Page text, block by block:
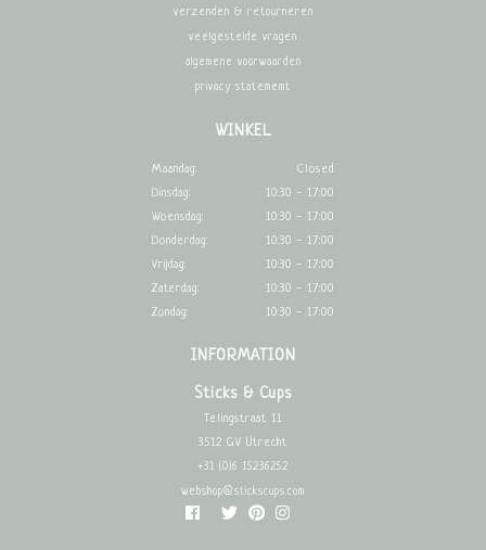
verzenden & retourneren
veelgestelde vragen
algemene voorwaarden
privacy statememt
WINKEL
Maandag:
Closed
Dinsdag:
10:30 - 17:00
Woensdag:
10:30 - 17:00
Donderdag:
10:30 - 17:00
Vrijdag:
10:30 - 17:00
Zaterdag:
10:30 - 17:00
Zondag:
10:30 - 17:00
INFORMATION
Sticks & Cups
Telingstraat 11
3512 GV Utrecht
+31 (0)6 15236252
webshop@stickscups.com